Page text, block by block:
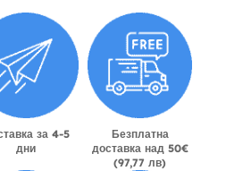
за 4-5
дни
Безплатна
доставка над 50€
(97,77 лв)